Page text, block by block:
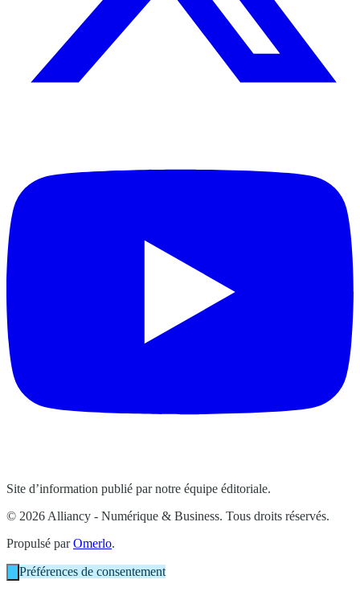
Site d’information publié par notre équipe éditoriale.
© 2026 Alliancy - Numérique & Business. Tous droits réservés.
Propulsé parOmerlo.
Préférences de consentement